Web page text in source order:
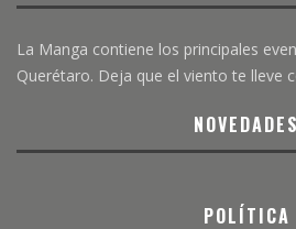
La Manga contiene los principales
Querétaro. Deja que el viento te lleve
NOVEDADES
POLÍTICA